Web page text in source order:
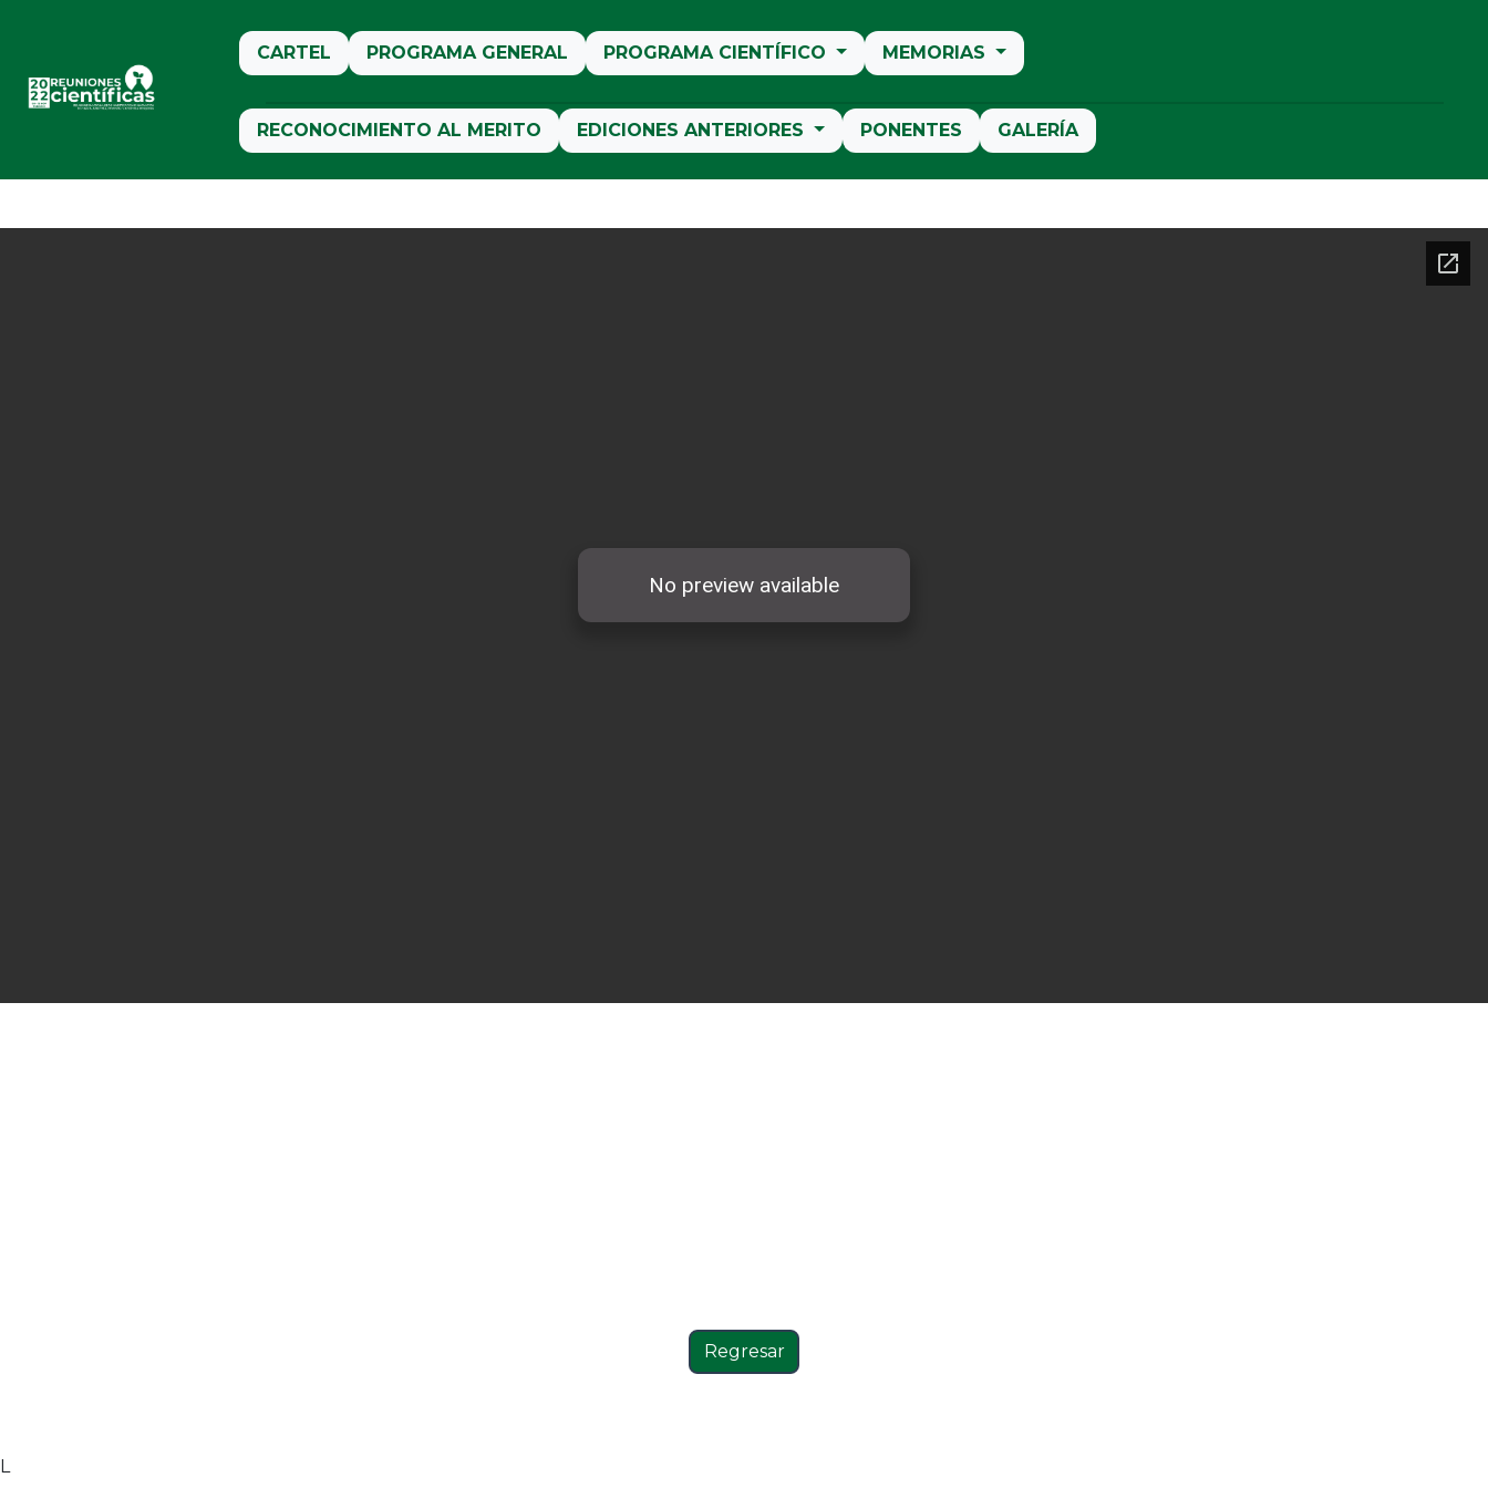
CARTEL PROGRAMA GENERAL PROGRAMA CIENTÍFICO MEMORIAS
RECONOCIMIENTO AL MERITO EDICIONES ANTERIORES PONENTES GALERÍA
L